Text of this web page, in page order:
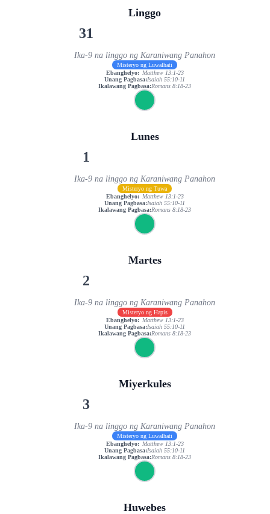
Linggo
31
Ika-9 na linggo ng Karaniwang Panahon
Misteryo ng Luwalhati
Ebanghelyo: Matthew 13:1-23
Unang Pagbasa:Isaiah 55:10-11
Ikalawang Pagbasa:Romans 8:18-23
Lunes
1
Ika-9 na linggo ng Karaniwang Panahon
Misteryo ng Tuwa
Ebanghelyo: Matthew 13:1-23
Unang Pagbasa:Isaiah 55:10-11
Ikalawang Pagbasa:Romans 8:18-23
Martes
2
Ika-9 na linggo ng Karaniwang Panahon
Misteryo ng Hapis
Ebanghelyo: Matthew 13:1-23
Unang Pagbasa:Isaiah 55:10-11
Ikalawang Pagbasa:Romans 8:18-23
Miyerkules
3
Ika-9 na linggo ng Karaniwang Panahon
Misteryo ng Luwalhati
Ebanghelyo: Matthew 13:1-23
Unang Pagbasa:Isaiah 55:10-11
Ikalawang Pagbasa:Romans 8:18-23
Huwebes